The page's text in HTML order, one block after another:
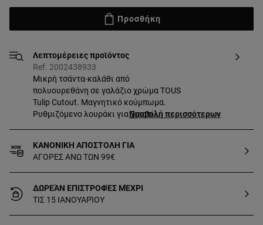
Προσθήκη
Λεπτομέρειες προϊόντος
Ref. 2002438933
Μικρή τσάντα-καλάθι από
πολυουρεθάνη σε γαλάζιο χρώμα TOUS
Tulip Cutout. Μαγνητικό κούμπωμα.
Ρυθμιζόμενο λουράκι για χιαστί
19 x 29 x 11,5 cm.
Προβολή περισσότερων
ΚΑΝΟΝΙΚΗ ΑΠΟΣΤΟΛΗ ΓΙΑ
ΑΓΟΡΕΣ ΑΝΩ ΤΩΝ 99€
ΔΩΡΕΆΝ ΕΠΙΣΤΡΟΦΈΣ ΜΈΧΡΙ
ΤΙΣ 15 ΙΑΝΟΥΑΡΊΟΥ